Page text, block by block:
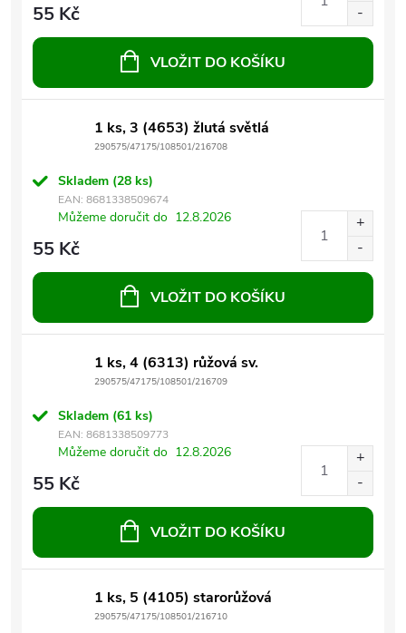
55 Kč
VLOŽIT DO KOŠÍKU
1 ks, 3 (4653) žlutá světlá
290575/47175/108501/216708
Skladem (28 ks)
EAN: 8681338509674
Můžeme doručit do 12.8.2026
55 Kč
VLOŽIT DO KOŠÍKU
1 ks, 4 (6313) růžová sv.
290575/47175/108501/216709
Skladem (61 ks)
EAN: 8681338509773
Můžeme doručit do 12.8.2026
55 Kč
VLOŽIT DO KOŠÍKU
1 ks, 5 (4105) starorůžová
290575/47175/108501/216710